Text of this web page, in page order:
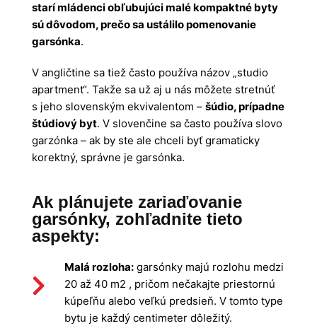
starí mládenci obľubujúci malé kompaktné byty
sú dôvodom, prečo sa ustálilo pomenovanie
garsónka.
V angličtine sa tiež často používa názov „studio
apartment“. Takže sa už aj u nás môžete stretnúť
s jeho slovenským ekvivalentom – šúdio, prípadne
štúdiový byt. V slovenčine sa často používa slovo
garzónka – ak by ste ale chceli byť gramaticky
korektný, správne je garsónka.
Ak plánujete zariaďovanie
garsónky, zohľadnite tieto
aspekty:
Malá rozloha:garsónky majú rozlohu medzi
20 až 40 m2 , pričom nečakajte priestornú
kúpeľňu alebo veľkú predsieň. V tomto type
bytu je každý centimeter dôležitý.